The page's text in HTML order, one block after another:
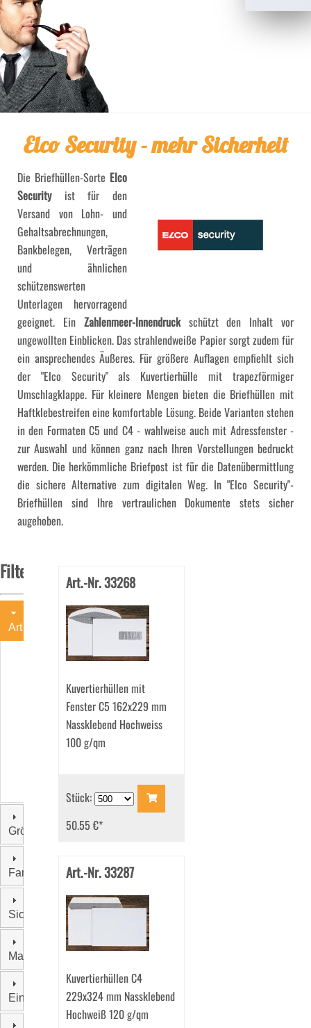
Elco Security - mehr Sicherheit
Die Briefhüllen-Sorte Elco
Securityist für den
Versand von Lohn- und
Gehaltsabrechnungen,
Bankbelegen, Verträgen
und ähnlichen
schützenswerten
Unterlagen hervorragend
geeignet. Ein Zahlenmeer-Innendruckschützt den Inhalt vor
ungewollten Einblicken. Das strahlendweiße Papier sorgt zudem für
ein ansprechendes Äußeres. Für größere Auflagen empfiehlt sich
der "Elco Security" als Kuvertierhülle mit trapezförmiger
Umschlagklappe. Für kleinere Mengen bieten die Briefhüllen mit
Haftklebestreifen eine komfortable Lösung. Beide Varianten stehen
in den Formaten C5 und C4 - wahlweise auch mit Adressfenster -
zur Auswahl und können ganz nach Ihren Vorstellungen bedruckt
werden. Die herkömmliche Briefpost ist für die Datenübermittlung
die sichere Alternative zum digitalen Weg. In "Elco Security"-
Briefhüllen sind Ihre vertraulichen Dokumente stets sicher
augehoben.
Filter
Art
Briefhüllen
Kuvertierhüllen
Größe
Farbe
Sichtfenster
Material
Einzelgewicht
Art.-Nr. 33268
Kuvertierhüllen mit
Fenster C5 162x229 mm
Nassklebend Hochweiss
100 g/qm
Stück:
50.55 €*
Art.-Nr. 33287
Kuvertierhüllen C4
229x324 mm Nassklebend
Hochweiß 120 g/qm